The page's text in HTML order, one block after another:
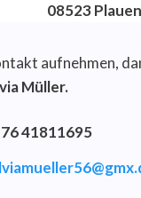
08523 Plauen
aufnehmen,
Müller.
41811695